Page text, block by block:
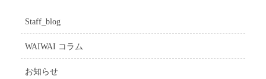
Staff_blog
WAIWAI コラム
お知らせ